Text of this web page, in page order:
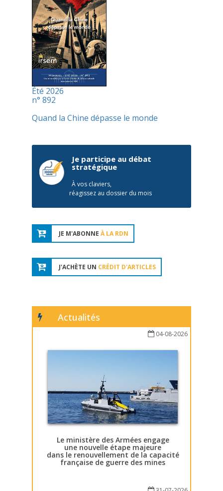
Été 2026
n° 892
Quand la Chine dépasse le monde
Je participe au débat
stratégique
À vos claviers,
réagissez au dossier du mois
JE M'ABONNE À LA RDN
J'ACHÈTE UN CRÉDIT D'ARTICLES
Actualités
04-08-2026
Le ministère des Armées engage
une nouvelle étape majeure
dans le renouvellement de la capacité
française de guerre des mines